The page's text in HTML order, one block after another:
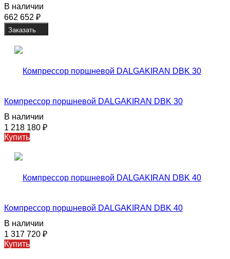
В наличии
662 652 ₽
Заказать
Компрессор поршневой DALGAKIRAN DBK 30
В наличии
1 218 180 ₽
Купить
Компрессор поршневой DALGAKIRAN DBK 40
В наличии
1 317 720 ₽
Купить